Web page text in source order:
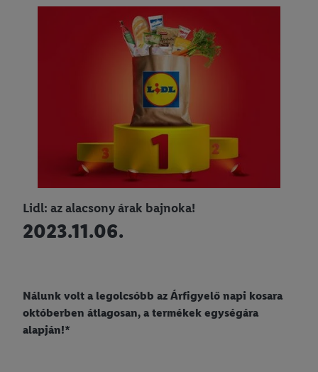
Lidl: az alacsony árak bajnoka!
2023.11.06.
Nálunk volt a legolcsóbb az Árfigyelő napi kosara
októberben átlagosan, a termékek egységára
alapján!*